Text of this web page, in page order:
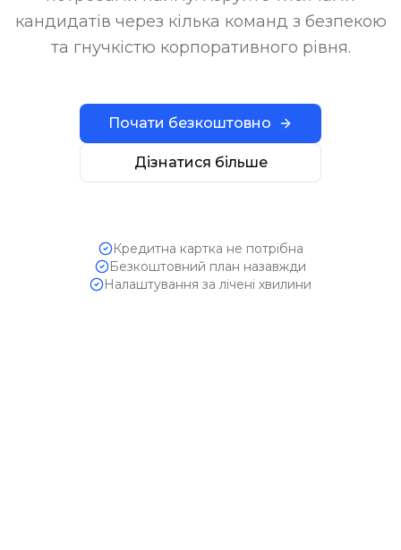
кандидатів через кілька команд з безпекою
та гнучкістю корпоративного рівня.
Почати безкоштовно
Дізнатися більше
Кредитна картка не потрібна
Безкоштовний план назавжди
Налаштування за лічені хвилини